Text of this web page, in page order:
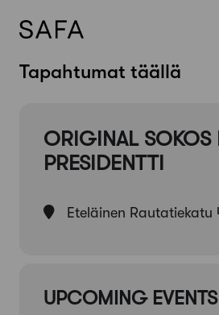
SkipTapahtumat täällä
ORIGINAL SOKOS
PRESIDENTTI
Eteläinen Rautatiekatu
UPCOMING EVENTS